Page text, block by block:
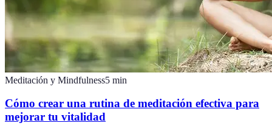
Meditación y Mindfulness5 min
Cómo crear una rutina de meditación efectiva para
mejorar tu vitalidad